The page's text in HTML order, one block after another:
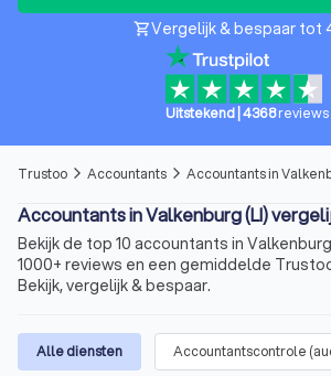
shopping_cartVergelijk & bespaar tot
Uitstekend 4368reviews
Trustoo arrow_forward_ios Accountants arrow_forward_ios Accountants in
Accountants in Valkenburg (LI)
Bekijk de top 10 accountants in
1000+ reviews en een gemiddelde
Bekijk, vergelijk & bespaar.
Alle diensten Accountantscontrole